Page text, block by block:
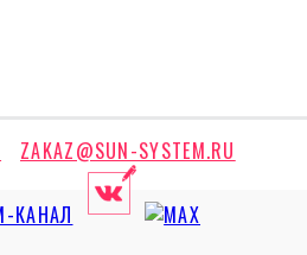
ZAKAZ@SUN-SYSTEM.RU